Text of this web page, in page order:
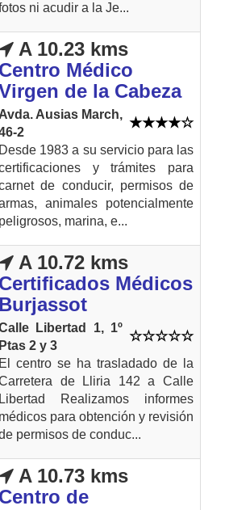
ni acudir a la Je...
A 10.23 kms
Centro Médico
de la Cabeza
Avda. Ausias March,
2
Desde 1983 a su servicio para las
y trámites para
de conducir, permisos de
animales potencialmente
peligrosos, marina, e...
A 10.72 kms
Certificados Médicos
Burjassot
Libertad 1, 1º
Ptas 2 y 3
El centro se ha trasladado de la
de Lliria 142 a Calle
Libertad Realizamos informes
médicos para obtención y revisión
permisos de conduc...
A 10.73 kms
Centro de